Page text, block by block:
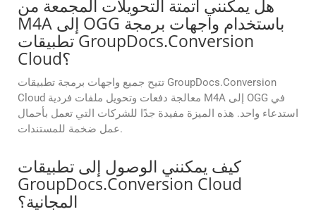
هل يمكنني أتمتة التحويلات المجمعة من
M4A إلى OGG باستخدام واجهات برمجة
تطبيقات GroupDocs.Conversion
Cloud؟
تتيح جميع واجهات برمجة تطبيقات GroupDocs.Conversion
Cloud معالجة دفعات وتحويل ملفات فردية M4A إلى OGG في
استدعاء واحد. هذه الميزة مفيدة جدًا للشركات التي تعمل بأحمال
عمل ضخمة للمستندات.
كيف يمكنني الوصول إلى تطبيقات
GroupDocs.Conversion Cloud
المجانية؟